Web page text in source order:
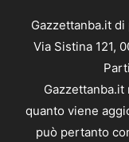
Gazzettanba.it di
Via Sistina 121,
quanto viene
può pertanto